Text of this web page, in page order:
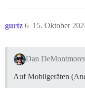
gurtz 15. Oktober
6
Dan
Auf Mobilgeräten